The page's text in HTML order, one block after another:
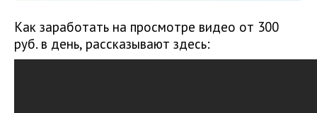
Как заработать на просмотре видео от 300
руб. в день, рассказывают здесь: